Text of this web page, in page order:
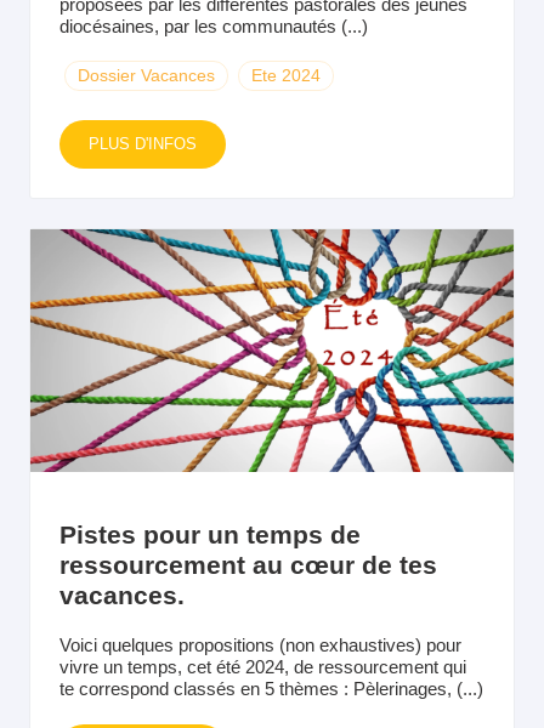
proposées par les différentes pastorales des jeunes
diocésaines, par les communautés (...)
Dossier Vacances Ete 2024
PLUS D'INFOS
Pistes pour un temps de
ressourcement au cœur de tes
vacances.
Voici quelques propositions (non exhaustives) pour
vivre un temps, cet été 2024, de ressourcement qui
te correspond classés en 5 thèmes : Pèlerinages, (...)